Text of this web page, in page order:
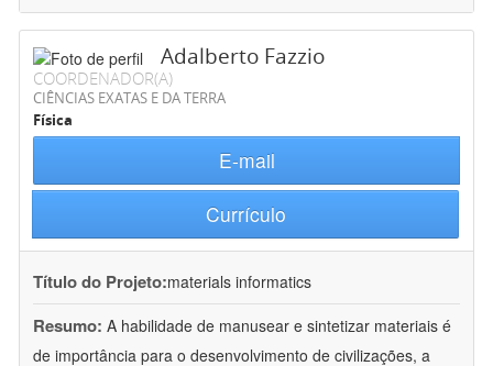
Adalberto Fazzio
COORDENADOR(A)
CIÊNCIAS EXATAS E DA TERRA
Física
E-mail
Currículo
Título do Projeto:materials informatics
Resumo: A habilidade de manusear e sintetizar materiais é
de importância para o desenvolvimento de civilizações, a